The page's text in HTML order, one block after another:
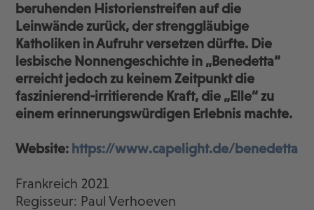
beruhenden Historienstreifen auf die
Leinwände zurück, der strenggläubige
Katholiken in Aufruhr versetzen dürfte. Die
lesbische Nonnengeschichte in „Benedetta“
erreicht jedoch zu keinem Zeitpunkt die
faszinierend-irritierende Kraft, die „Elle“ zu
einem erinnerungswürdigen Erlebnis machte.
Website: https://www.capelight.de/benedetta
Frankreich 2021
Regisseur: Paul Verhoeven